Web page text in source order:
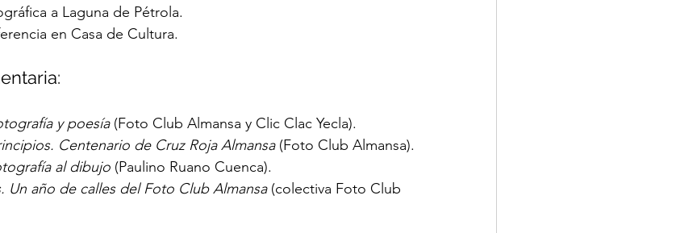
a Laguna de Pétrola.
en Casa de Cultura.
y poesía (Foto Club Almansa y Clic Clac Yecla).
Centenario de Cruz Roja Almansa (Foto Club Almansa).
al dibujo (Paulino Ruano Cuenca).
Un año de calles del Foto Club Almansa (colectiva Foto Club